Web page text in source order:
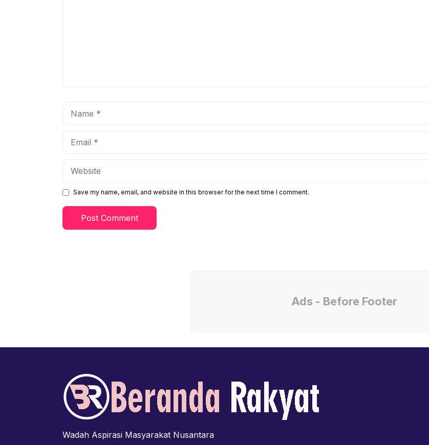
Save my name, email, and website in this browser for the next time I comment.
Ads - Before Footer
Wadah Aspirasi Masyarakat Nusantara